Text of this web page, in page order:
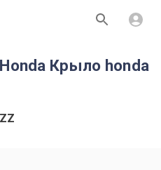
Крыло honda